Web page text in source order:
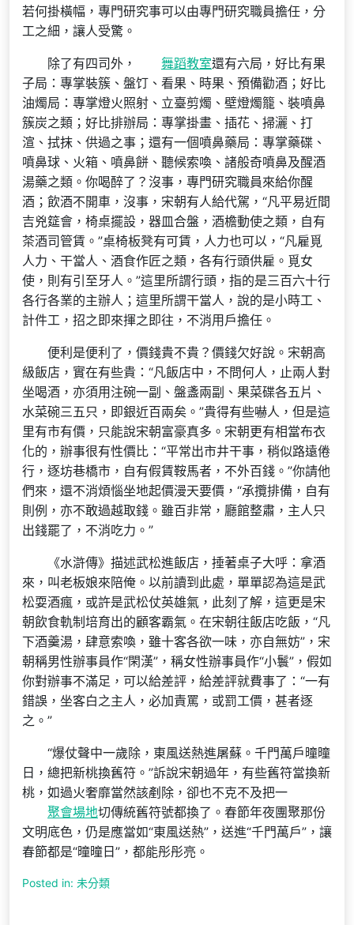
若何掛橫幅，專門研究事可以由專門研究職員擔任，分
工之細，讓人受驚。
除了有四司外， 舞蹈教室還有六局，好比有果
子局：專掌裝簇、盤饤、看果、時果、預備勸酒；好比
油燭局：專掌燈火照射、立臺剪燭、壁燈燭籠、裝噴鼻
簇炭之類；好比排辦局：專掌掛畫、插花、掃灑、打
渲、拭抹、供過之事；還有一個噴鼻藥局：專掌藥碟、
噴鼻球、火箱、噴鼻餅、聽候索喚、諸般奇噴鼻及醒酒
湯藥之類。你喝醉了？沒事，專門研究職員來給你醒
酒；飲酒不開車，沒事，宋朝有人給代駕，“凡平易近間
吉兇筵會，椅桌擺設，器皿合盤，酒檐動使之類，自有
茶酒司管賃。”桌椅板凳有可賃，人力也可以，“凡雇覓
人力、干當人、酒食作匠之類，各有行頭供雇。覓女
使，則有引至牙人。”這里所謂行頭，指的是三百六十行
各行各業的主辦人；這里所謂干當人，說的是小時工、
計件工，招之即來揮之即往，不消用戶擔任。
便利是便利了，價錢貴不貴？價錢欠好說。宋朝高
級飯店，實在有些貴：“凡飯店中，不問何人，止兩人對
坐喝酒，亦須用注碗一副、盤盞兩副、果菜碟各五片、
水菜碗三五只，即銀近百兩矣。”貴得有些嚇人，但是這
里有市有價，只能說宋朝富豪真多。宋朝更有相當布衣
化的，辦事很有性價比：“平常出市井干事，稍似路遠倦
行，逐坊巷橋市，自有假賃鞍馬者，不外百錢。”你請他
們來，還不消煩惱坐地起價漫天要價，“承攬排備，自有
則例，亦不敢過越取錢。雖百非常，廳館整肅，主人只
出錢罷了，不消吃力。”
《水滸傳》描述武松進飯店，捶著桌子大呼：拿酒
來，叫老板娘來陪俺。以前讀到此處，單單認為這是武
松耍酒瘋，或許是武松仗英雄氣，此刻了解，這更是宋
朝飲食軌制培育出的顧客霸氣。在宋朝往飯店吃飯，“凡
下酒羹湯，肆意索喚，雖十客各欲一味，亦自無妨”，宋
朝稱男性辦事員作“閑漢”，稱女性辦事員作“小鬟”，假如
你對辦事不滿足，可以給差評，給差評就費事了：“一有
錯誤，坐客白之主人，必加責罵，或罰工價，甚者逐
之。”
“爆仗聲中一歲除，東風送熱進屠蘇。千門萬戶曈曈
日，總把新桃換舊符。”訴說宋朝過年，有些舊符當換新
桃，如過火奢靡當然該剷除，卻也不克不及把一
聚會場地切傳統舊符號都換了。春節年夜團聚那份
文明底色，仍是應當如“東風送熱”，送進“千門萬戶”，讓
春節都是“曈曈日”，都能彤彤亮。
Posted in: 未分類